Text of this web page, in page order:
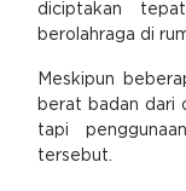
diciptakan
berolahraga di
Meskipun
berat badan dari
tapi
tersebut.